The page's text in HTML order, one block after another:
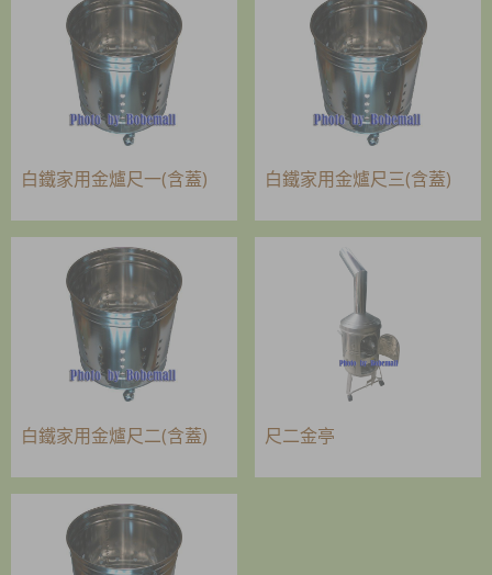
白鐵家用金爐尺一(含蓋) 白鐵家用金爐尺三(含蓋)
白鐵家用金爐尺二(含蓋) 尺二金亭